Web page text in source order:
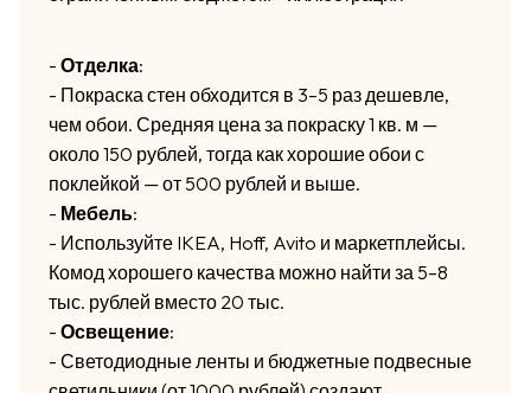
- Отделка:
- Покраска стен обходится в 3–5 раз дешевле,
чем обои. Средняя цена за покраску 1 кв. м —
около 150 рублей, тогда как хорошие обои с
поклейкой — от 500 рублей и выше.
- Мебель:
- Используйте IKEA, Hoff, Avito и маркетплейсы.
Комод хорошего качества можно найти за 5–8
тыс. рублей вместо 20 тыс.
- Освещение:
- Светодиодные ленты и бюджетные подвесные